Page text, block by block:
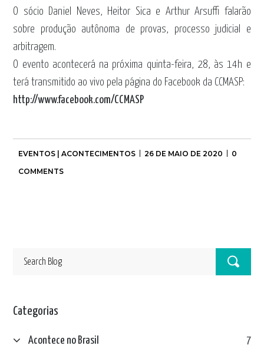
O sócio Daniel Neves, Heitor Sica e Arthur Arsuffi falarão
sobre produção autônoma de provas, processo judicial e
arbitragem.
O evento acontecerá na próxima quinta-feira, 28, às 14h e
terá transmitido ao vivo pela página do Facebook da CCMASP:
http://www.facebook.com/CCMASP
EVENTOS | ACONTECIMENTOS 26 DE MAIO DE 2020
0
COMMENTS
Categorias
Acontece no Brasil 7